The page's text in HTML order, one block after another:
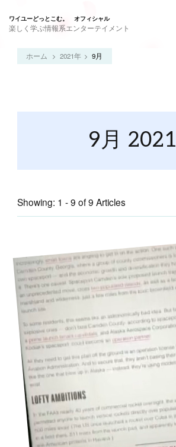
ワイユーどっとこむ。 オフィシャル
楽しく学ぶ情報系エンターテイメント
ホーム 2021年 9月
9月 2021
Showing: 1 - 9 of 9 Articles